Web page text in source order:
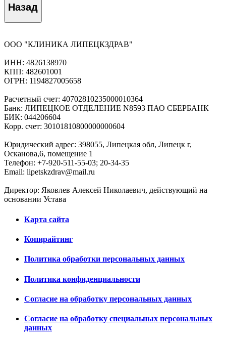
Назад
ООО "КЛИНИКА ЛИПЕЦКЗДРАВ"
ИНН: 4826138970
КПП: 482601001
ОГРН: 1194827005658
Расчетный счет: 40702810235000010364
Банк: ЛИПЕЦКОЕ ОТДЕЛЕНИЕ N8593 ПАО СБЕРБАНК
БИК: 044206604
Корр. счет: 30101810800000000604
Юридический адрес: 398055, Липецкая обл, Липецк г,
Осканова,6, помещение 1
Телефон: +7-920-511-55-03; 20-34-35
Email: lipetskzdrav@mail.ru
Директор: Яковлев Алексей Николаевич, действующий на
основании Устава
Карта сайта
Копирайтинг
Политика обработки персональных данных
Политика конфиденциальности
Согласие на обработку персональных данных
Согласие на обработку специальных персональных
данных